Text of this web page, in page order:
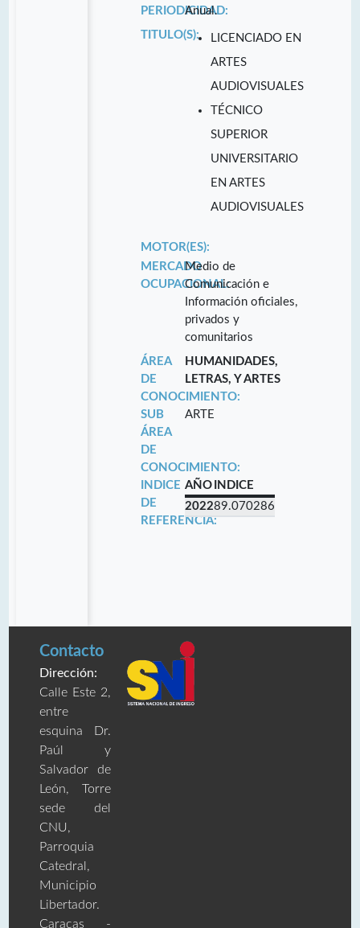
PERIODICIDAD:
Anual.
TITULO(S):
LICENCIADO EN
ARTES
AUDIOVISUALES
TÉCNICO
SUPERIOR
UNIVERSITARIO
EN ARTES
AUDIOVISUALES
MOTOR(ES):
MERCADO
OCUPACIONAL:
Medio de
Comunicación e
Información oficiales,
privados y
comunitarios
ÁREA
DE
CONOCIMIENTO:
HUMANIDADES,
LETRAS, Y ARTES
SUB
ÁREA
DE
CONOCIMIENTO:
ARTE
INDICE
DE
REFERENCIA:
AÑO INDICE
202289.070286
Contacto
Dirección:
Calle Este 2,
entre
esquina Dr.
Paúl y
Salvador de
León, Torre
sede del
CNU,
Parroquia
Catedral,
Municipio
Libertador.
Caracas -